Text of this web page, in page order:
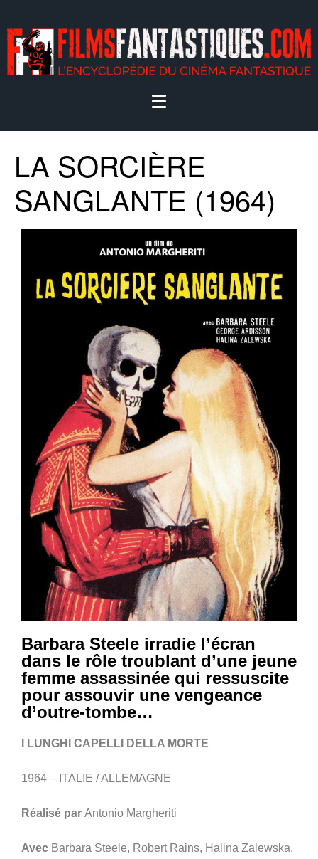
LA SORCIÈRE
SANGLANTE (1964)
Barbara Steele irradie l’écran
dans le rôle troublant d’une jeune
femme assassinée qui ressuscite
pour assouvir une vengeance
d’outre-tombe…
I LUNGHI CAPELLI DELLA MORTE
1964 – ITALIE / ALLEMAGNE
Réalisé par Antonio Margheriti
Avec Barbara Steele, Robert Rains, Halina Zalewska,